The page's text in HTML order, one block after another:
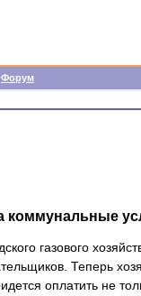
Форум
газового
Теперь
оплатить не